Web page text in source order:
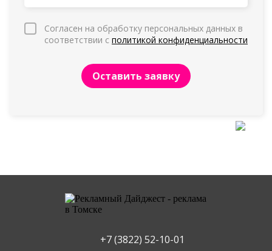
Согласен на обработку персональных данных в
соответствии с политикой конфиденциальности
Оставить заявку
+7 (3822) 52-10-01